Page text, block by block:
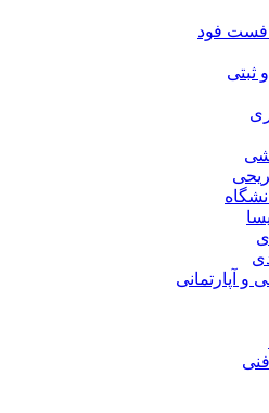
فست فود
ثبتی
آپارتمانی